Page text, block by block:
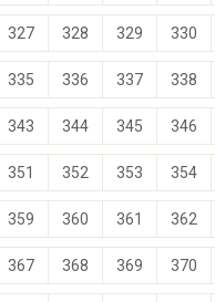
327 328 329 330
335 336 337 338
343 344 345 346
351 352 353 354
359 360 361 362
367 368 369 370